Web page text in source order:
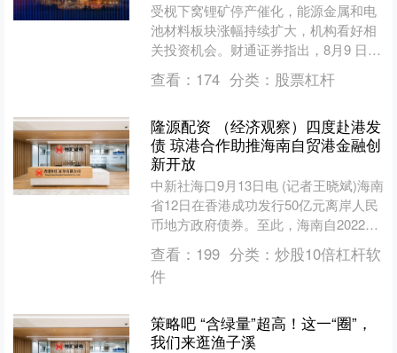
受枧下窝锂矿停产催化，能源金属和电
池材料板块涨幅持续扩大，机构看好相
关投资机会。财通证券指出，8月9 日枧
下窝锂矿确定停产，短期无复产计划。
江西多个锂矿或因矿证....
查看： 174 分类： 股票杠杆
隆源配资 （经济观察）四度赴港发
债 琼港合作助推海南自贸港金融创
新开放
中新社海口9月13日电 (记者王晓斌)海南
省12日在香港成功发行50亿元离岸人民
币地方政府债券。至此，海南自2022年
以来已四度在香港发行离岸人民币地方
政府债券....
查看： 199 分类： 炒股10倍杠杆软
件
策略吧 “含绿量”超高！这一“圈”，
我们来逛渔子溪